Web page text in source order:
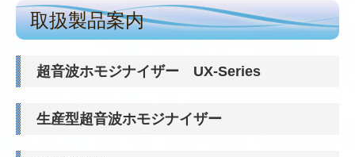
取扱製品案内
超音波ホモジナイザー UX-Series
生産型超音波ホモジナイザー